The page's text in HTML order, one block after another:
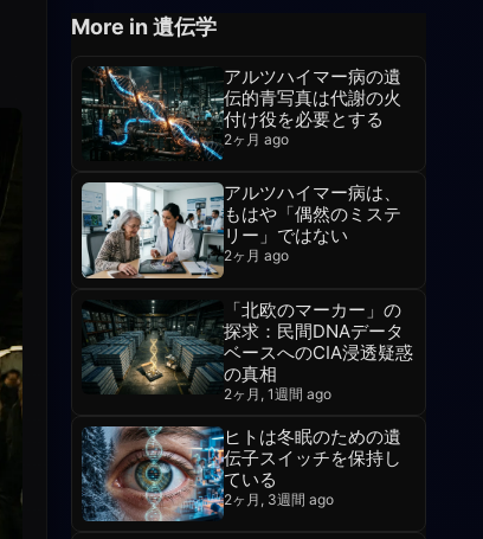
More in 遺伝学
アルツハイマー病の遺
伝的青写真は代謝の火
付け役を必要とする
2ヶ月 ago
アルツハイマー病は、
もはや「偶然のミステ
リー」ではない
2ヶ月 ago
「北欧のマーカー」の
探求：民間DNAデータ
ベースへのCIA浸透疑惑
の真相
2ヶ月, 1週間 ago
ヒトは冬眠のための遺
伝子スイッチを保持し
ている
2ヶ月, 3週間 ago